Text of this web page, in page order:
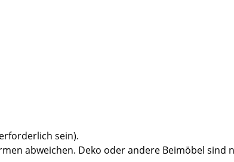
sein).
abweichen. Deko oder andere Beimöbel sind